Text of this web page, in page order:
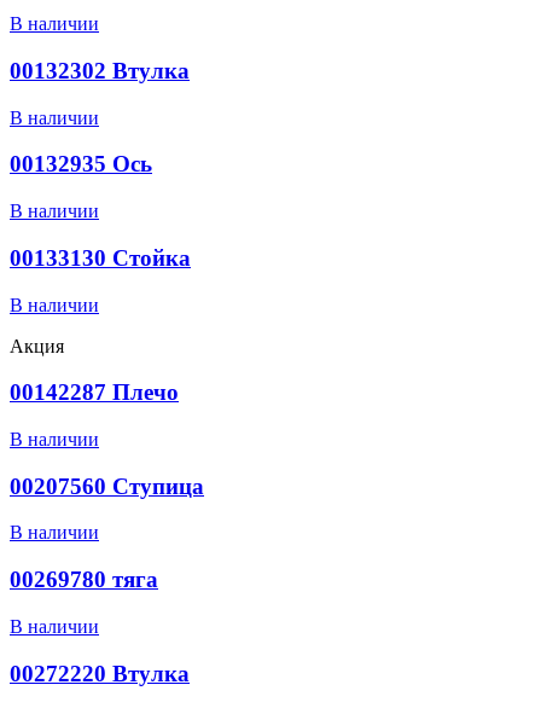
В наличии
00132302 Втулка
В наличии
00132935 Ось
В наличии
00133130 Стойка
В наличии
Акция
00142287 Плечо
В наличии
00207560 Ступица
В наличии
00269780 тяга
В наличии
00272220 Втулка